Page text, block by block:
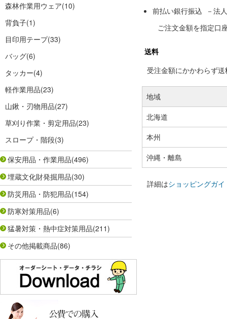
森林作業用ウェア(10)
背負子(1)
目印用テープ(33)
バッグ(6)
タッカー(4)
軽作業用品(23)
山鍬・刃物用品(27)
草刈り作業・剪定用品(23)
スロープ・階段(3)
保安用品・作業用品(496)
埋蔵文化財発掘用品(30)
防災用品・防犯用品(154)
防寒対策用品(6)
猛暑対策・熱中症対策用品(211)
その他掲載商品(86)
前払い銀行振込 －法
ご注文金額を指定口
送料
受注金額にかかわらず
地域
北海道
本州
沖縄・離島
詳細はショッピングガイ